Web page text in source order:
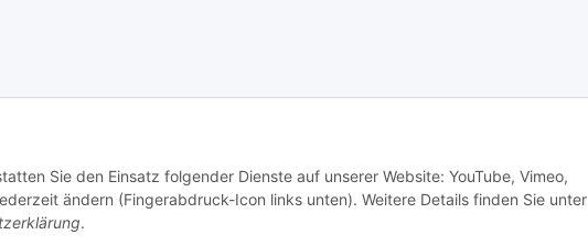
Sie den Einsatz folgender Dienste auf unserer Website: YouTube, Vimeo,
ändern (Fingerabdruck-Icon links unten). Weitere Details finden Sie unter
.